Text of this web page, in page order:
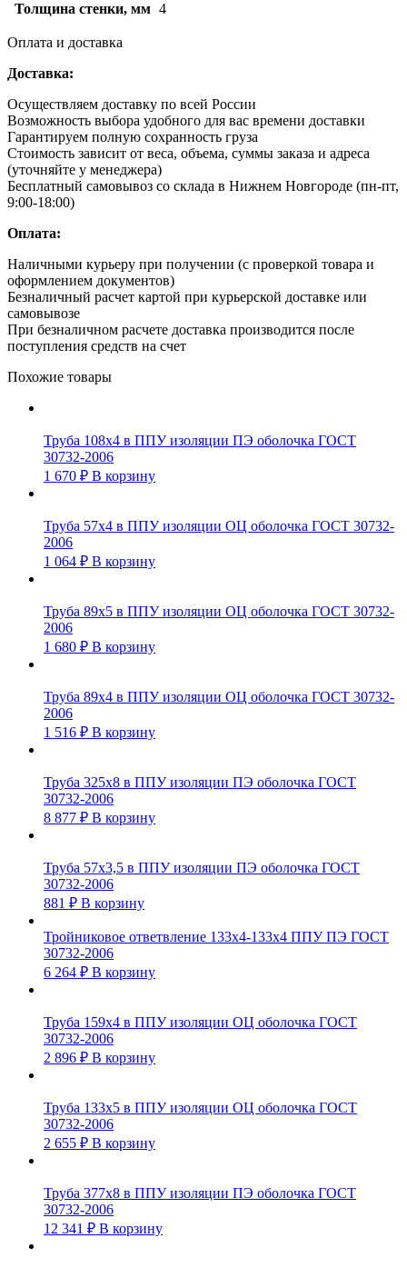
Толщина стенки, мм 4
Оплата и доставка
Доставка:
Осуществляем доставку по всей России
Возможность выбора удобного для вас времени доставки
Гарантируем полную сохранность груза
Стоимость зависит от веса, объема, суммы заказа и адреса
(уточняйте у менеджера)
Бесплатный самовывоз со склада в Нижнем Новгороде (пн-пт,
9:00-18:00)
Оплата:
Наличными курьеру при получении (с проверкой товара и
оформлением документов)
Безналичный расчет картой при курьерской доставке или
самовывозе
При безналичном расчете доставка производится после
поступления средств на счет
Похожие товары
Труба 108х4 в ППУ изоляции ПЭ оболочка ГОСТ
30732-2006
1 670 ₽ В корзину
Труба 57х4 в ППУ изоляции ОЦ оболочка ГОСТ 30732-
2006
1 064 ₽ В корзину
Труба 89х5 в ППУ изоляции ОЦ оболочка ГОСТ 30732-
2006
1 680 ₽ В корзину
Труба 89х4 в ППУ изоляции ОЦ оболочка ГОСТ 30732-
2006
1 516 ₽ В корзину
Труба 325х8 в ППУ изоляции ПЭ оболочка ГОСТ
30732-2006
8 877 ₽ В корзину
Труба 57х3,5 в ППУ изоляции ПЭ оболочка ГОСТ
30732-2006
881 ₽ В корзину
Тройниковое ответвление 133х4-133х4 ППУ ПЭ ГОСТ
30732-2006
6 264 ₽ В корзину
Труба 159х4 в ППУ изоляции ОЦ оболочка ГОСТ
30732-2006
2 896 ₽ В корзину
Труба 133х5 в ППУ изоляции ОЦ оболочка ГОСТ
30732-2006
2 655 ₽ В корзину
Труба 377х8 в ППУ изоляции ПЭ оболочка ГОСТ
30732-2006
12 341 ₽ В корзину